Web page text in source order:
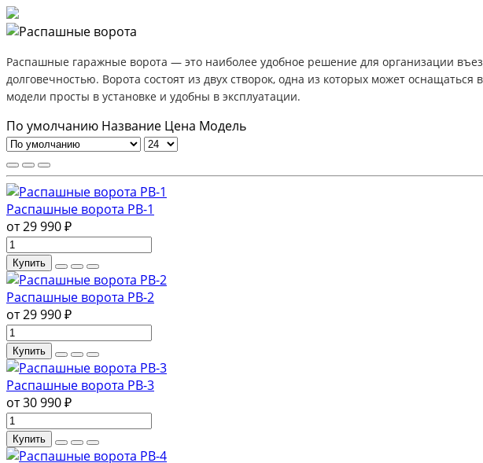
Распашные гаражные ворота — это наиболее удобное решение для организации
долговечностью. Ворота состоят из двух створок, одна из которых может
модели просты в установке и удобны в эксплуатации.
По умолчанию Название Цена Модель
Распашные ворота РВ-1
от 29 990 ₽
Купить
Распашные ворота РВ-2
от 29 990 ₽
Купить
Распашные ворота РВ-3
от 30 990 ₽
Купить